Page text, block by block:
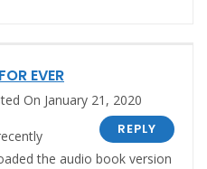
EVER
On January 21, 2020
REPLY
the audio book version